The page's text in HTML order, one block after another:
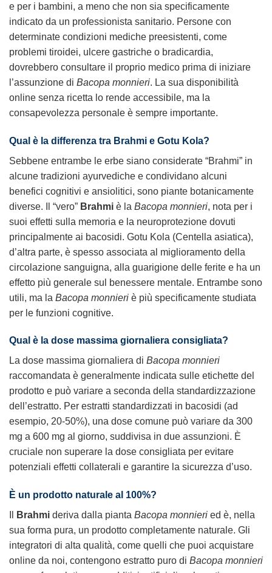
e per i bambini, a meno che non sia specificamente
indicato da un professionista sanitario. Persone con
determinate condizioni mediche preesistenti, come
problemi tiroidei, ulcere gastriche o bradicardia,
dovrebbero consultare il proprio medico prima di iniziare
l’assunzione di Bacopa monnieri. La sua disponibilità
online senza ricetta lo rende accessibile, ma la
consapevolezza personale è sempre importante.
Qual è la differenza tra Brahmi e Gotu Kola?
Sebbene entrambe le erbe siano considerate “Brahmi” in
alcune tradizioni ayurvediche e condividano alcuni
benefici cognitivi e ansiolitici, sono piante botanicamente
diverse. Il “vero” Brahmi è la Bacopa monnieri, nota per i
suoi effetti sulla memoria e la neuroprotezione dovuti
principalmente ai bacosidi. Gotu Kola (Centella asiatica),
d’altra parte, è spesso associata al miglioramento della
circolazione sanguigna, alla guarigione delle ferite e ha un
effetto più generale sul benessere mentale. Entrambe sono
utili, ma la Bacopa monnieri è più specificamente studiata
per le funzioni cognitive.
Qual è la dose massima giornaliera consigliata?
La dose massima giornaliera di Bacopa monnieri
raccomandata è generalmente indicata sulle etichette del
prodotto e può variare a seconda della standardizzazione
dell’estratto. Per estratti standardizzati in bacosidi (ad
esempio, 20-50%), una dose comune può variare da 300
mg a 600 mg al giorno, suddivisa in due assunzioni. È
cruciale non superare la dose consigliata per evitare
potenziali effetti collaterali e garantire la sicurezza d’uso.
È un prodotto naturale al 100%?
Brahmi deriva dalla pianta Bacopa monnieri ed è, nella
sua forma pura, un prodotto completamente naturale. Gli
integratori di alta qualità, come quelli che puoi acquistare
online da noi, contengono estratto puro di Bacopa monnieri